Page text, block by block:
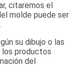
citaremos el
molde puede ser
su dibujo o las
los productos
del